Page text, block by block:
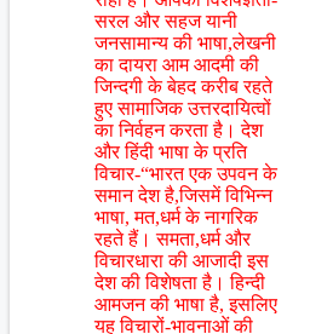
सरल और सहज यानी
जनसामान्य की भाषा,लेखनी
का दायरा आम आदमी की
जिन्दगी के बेहद करीब रहते
हुए सामाजिक उत्तरदायित्वों
का निर्वहन करता है। देश
और हिंदी भाषा के प्रति
विचार-“भारत एक उपवन के
समान देश है,जिसमें विभिन्न
भाषा, मत,धर्म के नागरिक
रहते हैं। समता,धर्म और
विचारधारा की आजादी इस
देश की विशेषता है। हिन्दी
आमजन की भाषा है, इसलिए
यह विचारों-भावनाओं की